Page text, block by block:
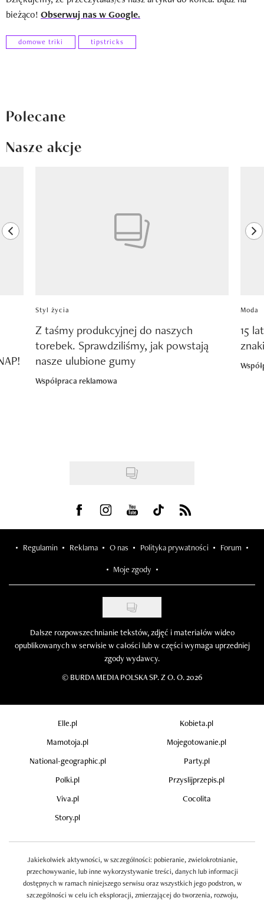
bieżąco! Obserwuj nas w Google.
domowe triki tipstricks
Polecane
Nasze akcje
previous element
Styl życia
Z taśmy produkcyjnej do naszych
torebek. Sprawdziliśmy, jak powstają
nasze ulubione gumy
Współpraca reklamowa
Moda
15
Visit us on Facebook
Visit us on Instagram
Visit us on Youtube
Visit us on Tiktok
Visit us on Rss
Regulamin Reklama O nas Polityka prywatności Forum
Moje zgody
Dalsze rozpowszechnianie tekstów, zdjęć i materiałów wideo
opublikowanych w serwisie w całości lub w części wymaga uprzedniej
zgody wydawcy.
© BURDA MEDIA POLSKA SP. Z O. O. 2026
Elle.pl
Kobieta.pl
Mamotoja.pl
Mojegotowanie.pl
National-geographic.pl
Party.pl
Polki.pl
Przyslijprzepis.pl
Viva.pl
Cocolita
Story.pl
Jakiekolwiek aktywności, w szczególności: pobieranie, zwielokrotnianie,
przechowywanie, lub inne wykorzystywanie treści, danych lub informacji
dostępnych w ramach niniejszego serwisu oraz wszystkich jego podstron, w
szczególności w celu ich eksploracji, zmierzającej do tworzenia, rozwoju,